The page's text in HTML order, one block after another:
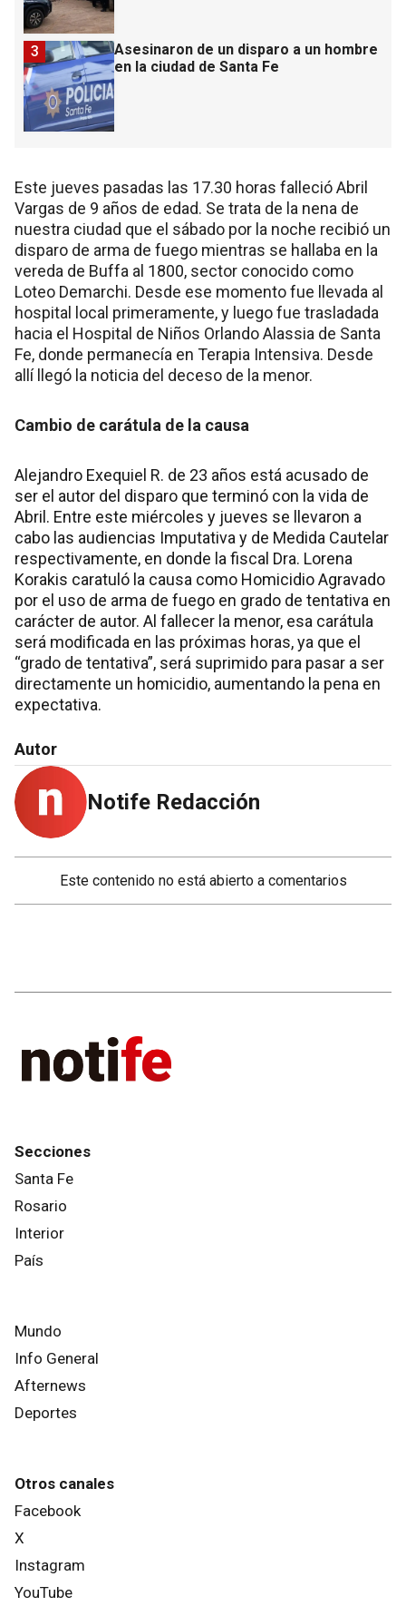
Asesinaron de un disparo a un hombre
en la ciudad de Santa Fe
3
Este jueves pasadas las 17.30 horas falleció Abril
Vargas de 9 años de edad. Se trata de la nena de
nuestra ciudad que el sábado por la noche recibió un
disparo de arma de fuego mientras se hallaba en la
vereda de Buffa al 1800, sector conocido como
Loteo Demarchi. Desde ese momento fue llevada al
hospital local primeramente, y luego fue trasladada
hacia el Hospital de Niños Orlando Alassia de Santa
Fe, donde permanecía en Terapia Intensiva. Desde
allí llegó la noticia del deceso de la menor.
Cambio de carátula de la causa
Alejandro Exequiel R. de 23 años está acusado de
ser el autor del disparo que terminó con la vida de
Abril. Entre este miércoles y jueves se llevaron a
cabo las audiencias Imputativa y de Medida Cautelar
respectivamente, en donde la fiscal Dra. Lorena
Korakis caratuló la causa como Homicidio Agravado
por el uso de arma de fuego en grado de tentativa en
carácter de autor. Al fallecer la menor, esa carátula
será modificada en las próximas horas, ya que el
“grado de tentativa”, será suprimido para pasar a ser
directamente un homicidio, aumentando la pena en
expectativa.
Autor
Notife Redacción
Este contenido no está abierto a comentarios
Secciones
Santa Fe
Rosario
Interior
País
Mundo
Info General
Afternews
Deportes
Otros canales
Facebook
X
Instagram
YouTube